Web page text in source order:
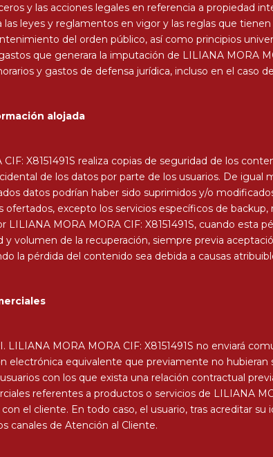
y las acciones legales en referencia a propiedad
las leyes y reglamentos en vigor y las reglas que
del orden público, así como principios
gastos que generara la imputación de LILIANA MORA
y gastos de defensa jurídica, incluso en el caso
alojada
X8151491S realiza copias de seguridad de los
de los datos por parte de los usuarios. De
datos podrían haber sido suprimidos y/o
ofertados, excepto los servicios específicos de
LILIANA MORA MORA CIF: X8151491S, cuando esta
y volumen de la recuperación, siempre previa
la pérdida del contenido sea debida a causas
LILIANA MORA MORA CIF: X8151491S no enviará
electrónica equivalente que previamente no
con los que exista una relación contractual
referentes a productos o servicios de LILIANA
el cliente. En todo caso, el usuario, tras acreditar
canales de Atención al Cliente.